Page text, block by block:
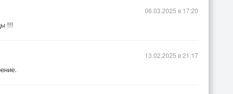
!!!
06.03.2025 в 17:20
13.02.2025 в 21:17